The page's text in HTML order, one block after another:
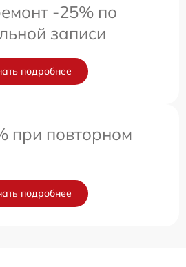
-25% по
записи
подробнее
при повторном
подробнее